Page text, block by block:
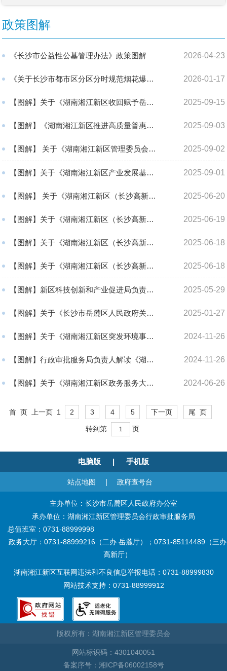
政策图解
《长沙市公益性公墓管理办法》政策图解 2026-04-23
《关于长沙市都市区分区分时规范烟花爆竹燃放的通告》政策图解 2026-01-17
【图解】关于《湖南湘江新区收回赋予岳麓高新区权限清单》《岳麓高新区保留新区赋予园区权限... 2025-09-15
【图解】《湖南湘江新区推进高质量普惠托育服务体系建设工作实施方案》政策解读 2025-09-03
【图解】 关于《湖南湘江新区管理委员会关于清理行政规范性文件的通告》 政策解读 2025-09-02
【图解】关于《湖南湘江新区产业发展基金管理办法》及《湖南湘江新区产业发展基金投资运作尽... 2025-09-01
【图解】 关于《湖南湘江新区（长沙高新区）支持大学生创业“红枫计划”管理办法（试行）》 ... 2025-06-20
【图解】关于《湖南湘江新区（长沙高新区）促进经济高质量发展的若干政策（试行）》政策解读 2025-06-19
【图解】关于《湖南湘江新区（长沙高新区）支持大学生创业若干政策（试行）》政策解读 2025-06-18
【图解】关于《湖南湘江新区（长沙高新区）支持大学生创业“柳枝行动”管理办法（试行）》 政... 2025-06-18
【图解】新区科技创新和产业促进局负责人解读 《湖南湘江新区智能网联汽车道路测试与示范应用... 2025-05-29
【图解】关于《长沙市岳麓区人民政府关于禁止和限制燃放烟花爆竹的通告》政策解读 2025-01-27
【图解】关于《湖南湘江新区突发环境事件应急预案》政策解读 2024-11-26
【图解】行政审批服务局负责人解读《湖南湘江新区政府投资信息化项目管理办法》 2024-11-26
【图解】关于《湖南湘江新区政务服务大厅管理暂行办法》政策解读 2024-06-26
首 页 上一页 1 2 3 4 5 下一页 尾 页
转到第 页
电脑版 | 手机版
站点地图 | 政府查号台
主办单位：长沙市岳麓区人民政府办公室
承办单位：湖南湘江新区管理委员会行政审批服务局
总值班室：0731-88999998
政务大厅：0731-88999216（二办 岳麓厅）；0731-85114489（三办
高新厅）
湖南湘江新区互联网违法和不良信息举报电话：0731-88999830
网站技术支持：0731-88999912
版权所有：湖南湘江新区管理委员会
网站标识码：4301040051
备案序号：湘ICP备06002158号